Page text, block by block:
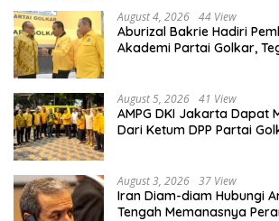
August 4, 2026 44 View
Aburizal Bakrie Hadiri
Akademi Partai Golkar,
August 5, 2026 41 View
AMPG DKI Jakarta Dapat
Dari Ketum DPP Partai
August 3, 2026 37 View
Iran Diam-diam Hubungi
Tengah Memanasnya